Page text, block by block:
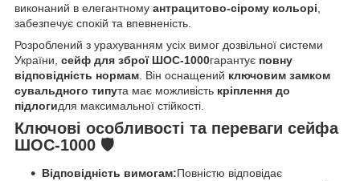
виконаний в елегантному антрацитово-сірому кольорі
забезпечує спокій та впевненість.
Розроблений з урахуванням усіх вимог дозвільної системи
України, сейф для зброї ШОС-1000гарантує повну
відповідність нормам . Він оснащений ключовим замком
сувальдного типута має можливість кріплення до
підлогидля максимальної стійкості.
Ключові особливості та переваги сейфа
ШОС-1000 🛡️
Відповідність вимогам:Повністю відповідає